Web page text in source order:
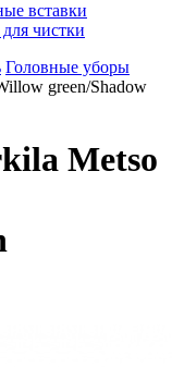
вставки
чистки
Головные уборы
green/Shadow
Metso